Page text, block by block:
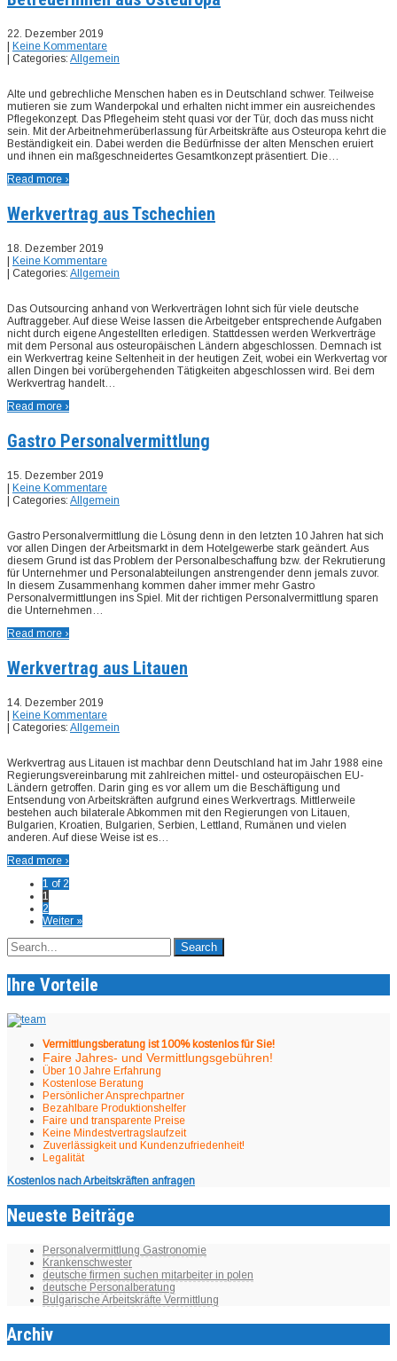
22. Dezember 2019
| Keine Kommentare
| Categories: Allgemein
Alte und gebrechliche Menschen haben es in Deutschland schwer. Teilweise
mutieren sie zum Wanderpokal und erhalten nicht immer ein ausreichendes
Pflegekonzept. Das Pflegeheim steht quasi vor der Tür, doch das muss nicht
sein. Mit der Arbeitnehmerüberlassung für Arbeitskräfte aus Osteuropa kehrt die
Beständigkeit ein. Dabei werden die Bedürfnisse der alten Menschen eruiert
und ihnen ein maßgeschneidertes Gesamtkonzept präsentiert. Die…
Read more ›
Werkvertrag aus Tschechien
18. Dezember 2019
| Keine Kommentare
| Categories: Allgemein
Das Outsourcing anhand von Werkverträgen lohnt sich für viele deutsche
Auftraggeber. Auf diese Weise lassen die Arbeitgeber entsprechende Aufgaben
nicht durch eigene Angestellten erledigen. Stattdessen werden Werkverträge
mit dem Personal aus osteuropäischen Ländern abgeschlossen. Demnach ist
ein Werkvertrag keine Seltenheit in der heutigen Zeit, wobei ein Werkvertag vor
allen Dingen bei vorübergehenden Tätigkeiten abgeschlossen wird. Bei dem
Werkvertrag handelt…
Read more ›
Gastro Personalvermittlung
15. Dezember 2019
| Keine Kommentare
| Categories: Allgemein
Gastro Personalvermittlung die Lösung denn in den letzten 10 Jahren hat sich
vor allen Dingen der Arbeitsmarkt in dem Hotelgewerbe stark geändert. Aus
diesem Grund ist das Problem der Personalbeschaffung bzw. der Rekrutierung
für Unternehmer und Personalabteilungen anstrengender denn jemals zuvor.
In diesem Zusammenhang kommen daher immer mehr Gastro
Personalvermittlungen ins Spiel. Mit der richtigen Personalvermittlung sparen
die Unternehmen…
Read more ›
Werkvertrag aus Litauen
14. Dezember 2019
| Keine Kommentare
| Categories: Allgemein
Werkvertrag aus Litauen ist machbar denn Deutschland hat im Jahr 1988 eine
Regierungsvereinbarung mit zahlreichen mittel- und osteuropäischen EU-
Ländern getroffen. Darin ging es vor allem um die Beschäftigung und
Entsendung von Arbeitskräften aufgrund eines Werkvertrags. Mittlerweile
bestehen auch bilaterale Abkommen mit den Regierungen von Litauen,
Bulgarien, Kroatien, Bulgarien, Serbien, Lettland, Rumänen und vielen
anderen. Auf diese Weise ist es…
Read more ›
1 of 2
1
2
Weiter »
Ihre Vorteile
Vermittlungsberatung ist 100% kostenlos für Sie!
Faire Jahres- und Vermittlungsgebühren!
Über 10 Jahre Erfahrung
Kostenlose Beratung
Persönlicher Ansprechpartner
Bezahlbare Produktionshelfer
Faire und transparente Preise
Keine Mindestvertragslaufzeit
Zuverlässigkeit und Kundenzufriedenheit!
Legalität
Kostenlos nach Arbeitskräften anfragen
Neueste Beiträge
Personalvermittlung Gastronomie
Krankenschwester
deutsche firmen suchen mitarbeiter in polen
deutsche Personalberatung
Bulgarische Arbeitskräfte Vermittlung
Archiv